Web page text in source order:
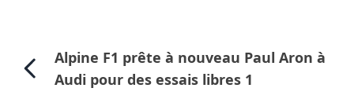
Alpine F1 prête à nouveau Paul Aron à
Audi pour des essais libres 1